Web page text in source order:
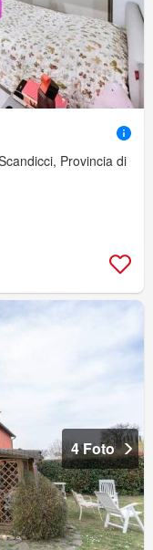
Provincia di
4 Foto